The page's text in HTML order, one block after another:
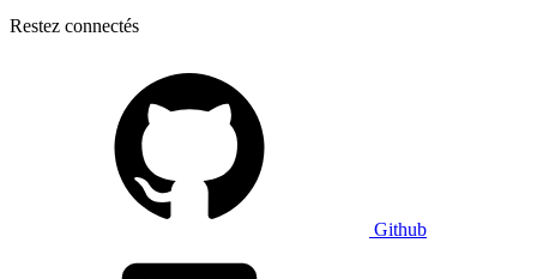
Restez connectés
Github